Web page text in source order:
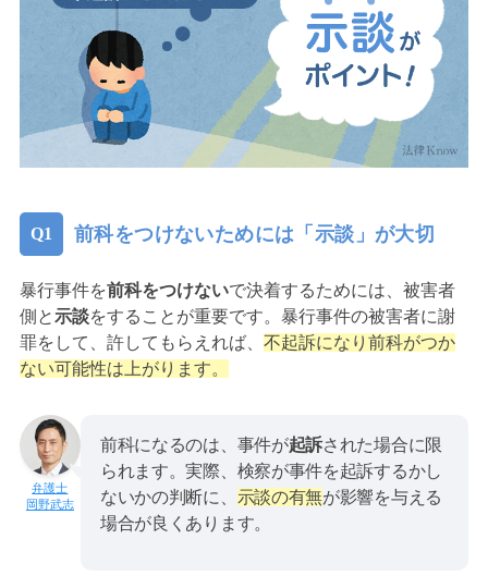
前科をつけないためには「示談」が大切
暴行事件を前科をつけないで決着するためには、被害者
側と示談をすることが重要です。暴行事件の被害者に謝
罪をして、許してもらえれば、 不起訴になり前科がつか
ない可能性は上がります。
岡野武志
前科になるのは、事件が起訴された場合に限
られます。実際、検察が事件を起訴するかし
ないかの判断に、 示談の有無が影響を与える
場合が良くあります。